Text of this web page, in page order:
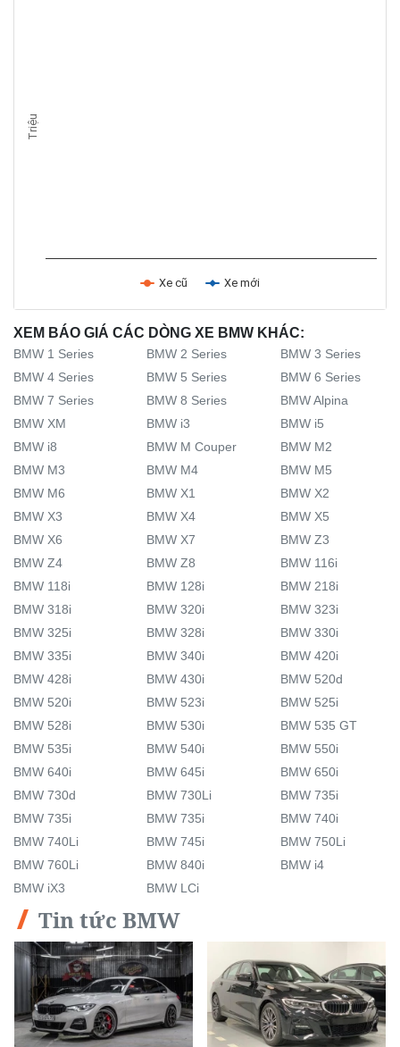
Triệu
Xe cũ Xe mới
XEM BÁO GIÁ CÁC DÒNG XE BMW KHÁC:
BMW 1 Series BMW 2 Series
BMW 3 Series
BMW 4 Series
BMW 5 Series
BMW 6 Series
BMW 7 Series
BMW 8 Series
BMW Alpina
BMW XM
BMW i3
BMW i5
BMW i8
BMW M Couper
BMW M2
BMW M3
BMW M4
BMW M5
BMW M6
BMW X1
BMW X2
BMW X3
BMW X4
BMW X5
BMW X6
BMW X7
BMW Z3
BMW Z4
BMW Z8
BMW 116i
BMW 118i
BMW 128i
BMW 218i
BMW 318i
BMW 320i
BMW 323i
BMW 325i
BMW 328i
BMW 330i
BMW 335i
BMW 340i
BMW 420i
BMW 428i
BMW 430i
BMW 520d
BMW 520i
BMW 523i
BMW 525i
BMW 528i
BMW 530i
BMW 535 GT
BMW 535i
BMW 540i
BMW 550i
BMW 640i
BMW 645i
BMW 650i
BMW 730d
BMW 730Li
BMW 735i
BMW 735i
BMW 735i
BMW 740i
BMW 740Li
BMW 745i
BMW 750Li
BMW 760Li
BMW 840i
BMW i4
BMW iX3
BMW LCi
Tin tức BMW